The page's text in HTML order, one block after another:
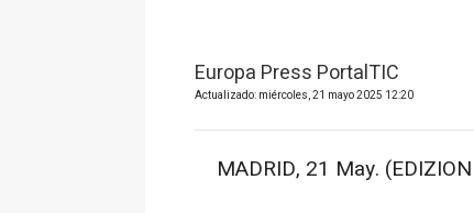
Europa Press PortalTIC
Actualizado: miércoles, 21 mayo 2025 12:20
MADRID, 21 May.